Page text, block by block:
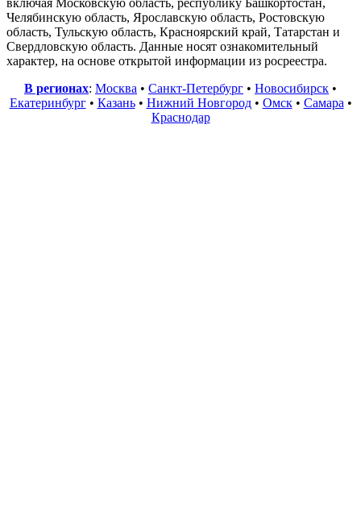
Челябинскую область, Ярославскую область, Ростовскую
область, Тульскую область, Красноярский край, Татарстан и
Свердловскую область. Данные носят ознакомительный
характер, на основе открытой информации из росреестра.
В регионах: Москва • Санкт-Петербург • Новосибирск •
Екатеринбург• Казань• Нижний Новгород• Омск• Самара •
Краснодар